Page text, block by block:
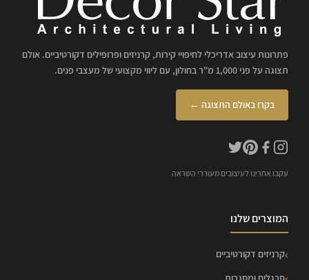
פתרונות עיצוב אדריכלי לחיפויי קירות, קרניזים ופרופילים דקורטיביים. אולם
תצוגה על פני 1,000 מ"ר בחולון, עם ליווי מקצועי של מעצבי פנים.
בקרו באולם התצוגה ←
עקבו אחרינו לעיצובים מעוררי השראה
המוצרים שלנו
קרניזים דקורטיביים